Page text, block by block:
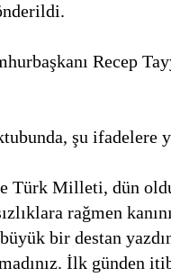
Recep
şu ifadelere
Türk Milleti, dün
rağmen
bir destan
İlk günden